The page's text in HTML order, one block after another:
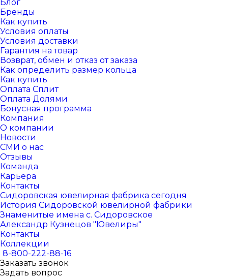
Блог
Бренды
Как купить
Условия оплаты
Условия доставки
Гарантия на товар
Возврат, обмен и отказ от заказа
Как определить размер кольца
Как купить
Оплата Сплит
Оплата Долями
Бонусная программа
Компания
О компании
Новости
СМИ о нас
Отзывы
Команда
Карьера
Контакты
Сидоровская ювелирная фабрика сегодня
История Сидоровской ювелирной фабрики
Знаменитые имена с. Сидоровское
Александр Кузнецов "Ювелиры"
Контакты
Коллекции
8-800-222-88-16
Заказать звонок
Задать вопрос